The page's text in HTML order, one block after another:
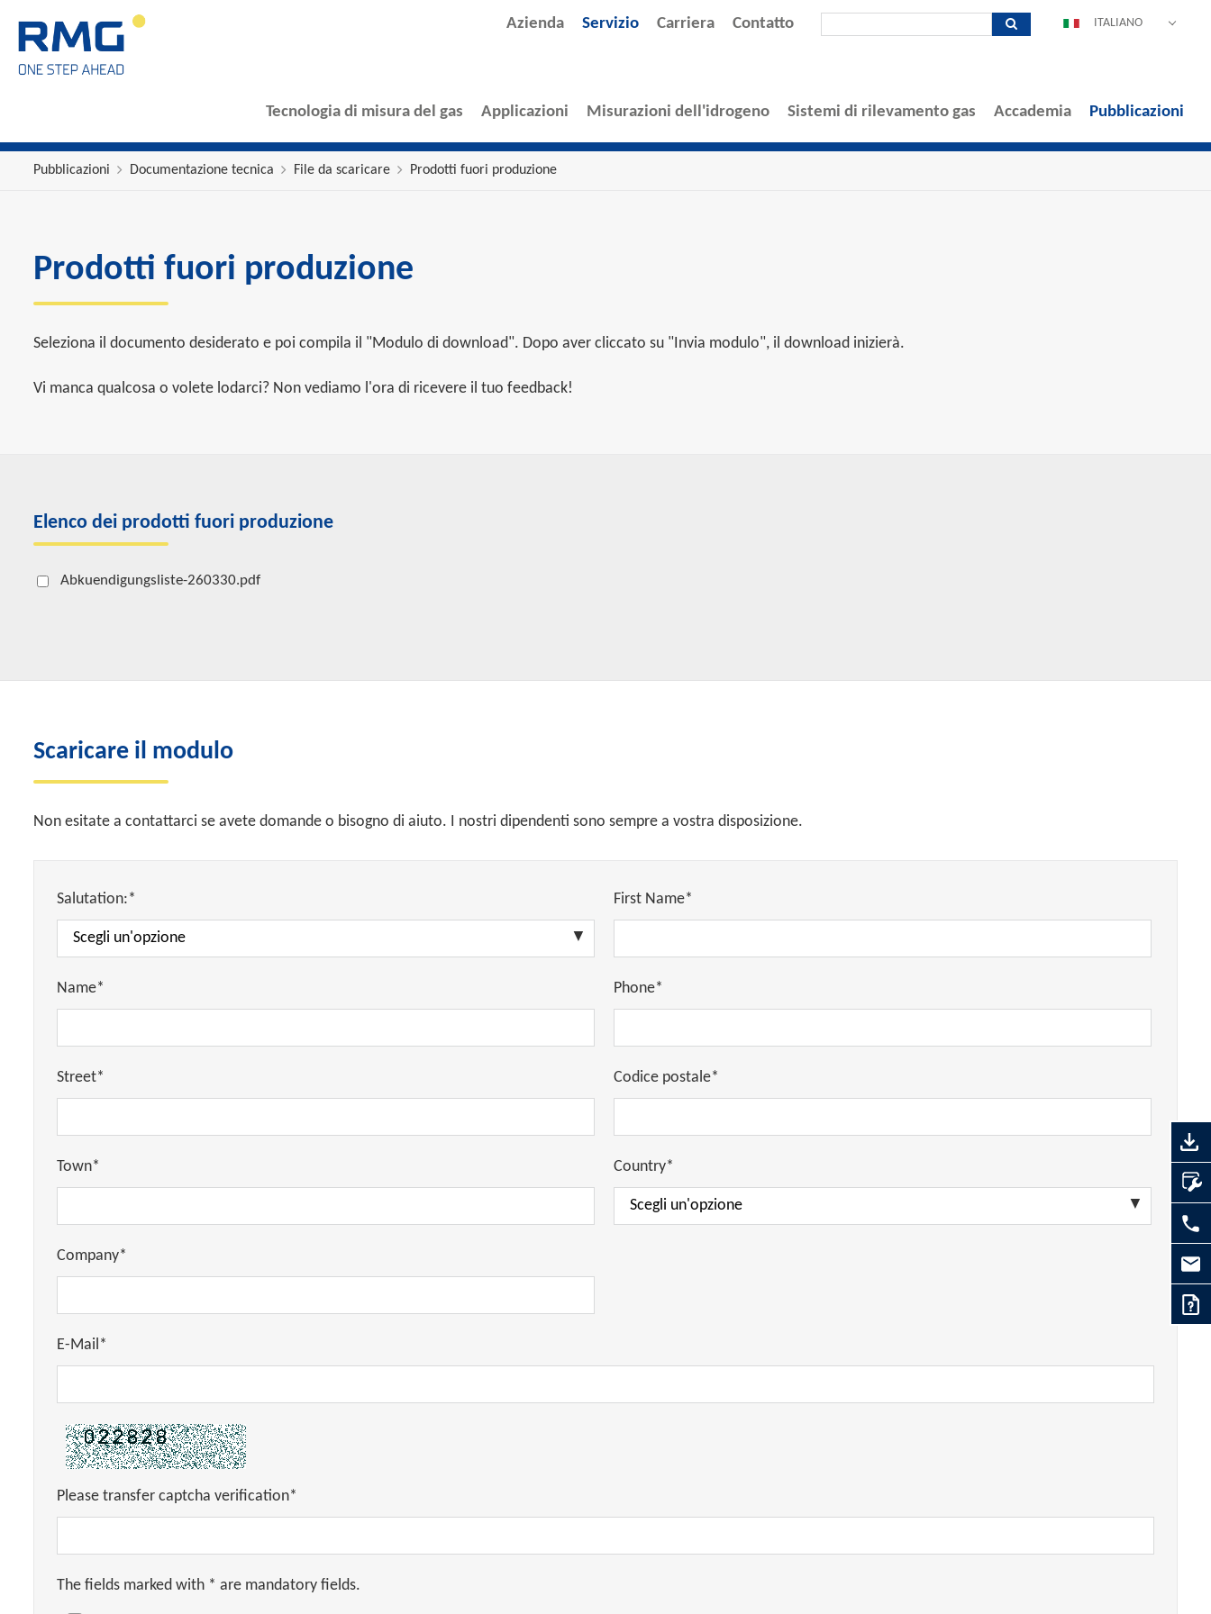
ESPAÑOL
ITALIANO
Azienda Servizio Carriera Contatto
Tecnologia di misura del gas Applicazioni Misurazioni dell'idrogeno Sistemi di rilevamento gas Accademia Pubblicazioni
Pubblicazioni Documentazione tecnica File da scaricare Prodotti fuori produzione
Prodotti fuori produzione
Seleziona il documento desiderato e poi compila il "Modulo di download". Dopo aver cliccato su "Invia modulo", il download inizierà.
Vi manca qualcosa o volete lodarci? Non vediamo l'ora di ricevere il tuo feedback!
Elenco dei prodotti fuori produzione
Abkuendigungsliste-260330.pdf
Scaricare il modulo
Non esitate a contattarci se avete domande o bisogno di aiuto. I nostri dipendenti sono sempre a vostra disposizione.
Salutation:* First Name*
Name* Phone*
Street* Codice postale*
Town* Country*
Company*
E-Mail*
Please transfer captcha verification*
The fields marked with * are mandatory fields.